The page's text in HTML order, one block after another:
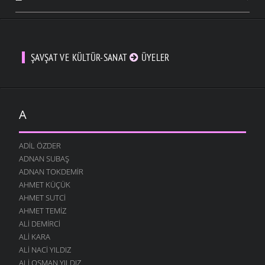
ŞAVŞAT VE KÜLTÜR-SANAT ÜYELER
A
ADIL ÖZDER
ADNAN SUBAŞ
ADNAN TOKDEMIR
AHMET KÜÇÜK
AHMET SUTCI
AHMET TEMIZ
ALI DEMIRCI
ALI KARA
ALI NACI YILDIZ
ALI OSMAN YILDIZ